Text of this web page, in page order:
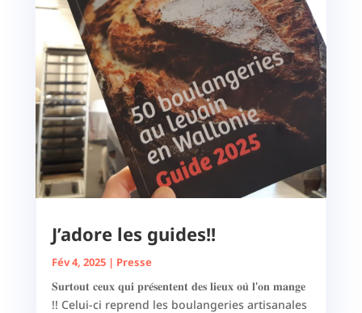
J’adore les guides!!
Fév 4, 2025| Presse
𝐒𝐮𝐫𝐭𝐨𝐮𝐭 𝐜𝐞𝐮𝐱 𝐪𝐮𝐢 𝐩𝐫𝐞́𝐬𝐞𝐧𝐭𝐞𝐧𝐭 𝐝𝐞𝐬 𝐥𝐢𝐞𝐮𝐱 𝐨𝐮̀ 𝐥'𝐨𝐧 𝐦𝐚𝐧𝐠𝐞
!! Celui-ci reprend les boulangeries artisanales